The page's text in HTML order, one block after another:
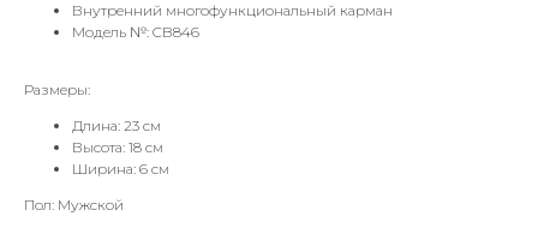
Внутренний многофункциональный карман
Модель №: CB846
Размеры:
Длина: 23 см
Высота: 18 см
Ширина: 6 см
Пол: Мужской